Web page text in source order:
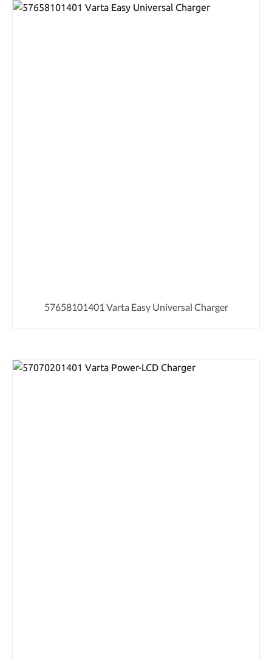
57658101401 Varta Easy Universal Charger